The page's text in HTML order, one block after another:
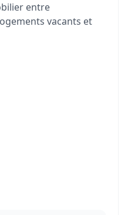
entre
vacants et